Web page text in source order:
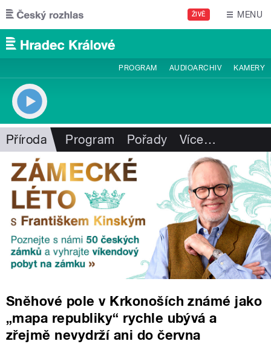
Přejít k hlavnímu obsahu
ŽIVĚ MENU
PROGRAM AUDIOARCHIV KAMERY
Příroda Program Pořady Více…
Sněhové pole v Krkonoších známé jako
„mapa republiky“ rychle ubývá a
zřejmě nevydrží ani do června